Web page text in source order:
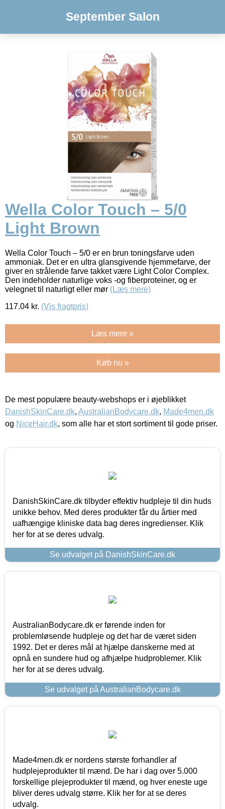
September Salon
Wella Color Touch – 5/0
Light Brown
Wella Color Touch – 5/0 er en brun toningsfarve uden
ammoniak. Det er en ultra glansgivende hjemmefarve, der
giver en strålende farve takket være Light Color Complex.
Den indeholder naturlige voks -og fiberproteiner, og er
velegnet til naturligt eller mør (Læs mere)
117.04 kr. (Vis fragtpris)
Læs mere »
Køb nu »
De mest populære beauty-webshops er i øjeblikket
DanishSkinCare.dk, AustralianBodycare.dk, Made4men.dk
og NiceHair.dk, som alle har et stort sortiment til gode priser.
DanishSkinCare.dk tilbyder effektiv hudpleje til din huds
unikke behov. Med deres produkter får du årtier med
uafhængige kliniske data bag deres ingredienser. Klik
her for at se deres udvalg.
Se udvalget på DanishSkinCare.dk
AustralianBodycare.dk er førende inden for
problemløsende hudpleje og det har de været siden
1992. Det er deres mål at hjælpe danskerne med at
opnå en sundere hud og afhjælpe hudproblemer. Klik
her for at se deres udvalg.
Se udvalget på AustralianBodycare.dk
Made4men.dk er nordens største forhandler af
hudplejeprodukter til mænd. De har i dag over 5.000
forskellige plejeprodukter til mænd, og hver eneste uge
bliver deres udvalg større. Klik her for at se deres
udvalg.